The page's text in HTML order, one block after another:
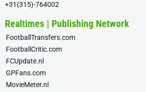
+31(315)-764002
Realtimes | Publishing Network
FootballTransfers.com
FootballCritic.com
FCUpdate.nl
GPFans.com
MovieMeter.nl